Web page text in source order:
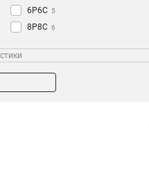
6P6C 5
8P8C 6